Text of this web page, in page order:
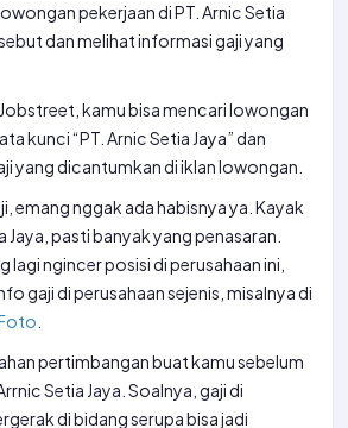
pekerjaan di PT. Arnic Setia
dan melihat informasi gaji yang
kamu bisa mencari lowongan
kunci “PT. Arnic Setia Jaya” dan
yang dicantumkan di iklan lowongan.
emang nggak ada habisnya ya. Kayak
Jaya, pasti banyak yang penasaran.
lagi ngincer posisi di perusahaan ini,
gaji di perusahaan sejenis, misalnya di
pertimbangan buat kamu sebelum
Setia Jaya. Soalnya, gaji di
di bidang serupa bisa jadi